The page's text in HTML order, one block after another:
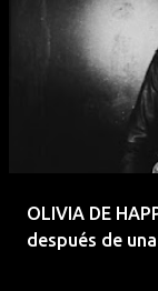
OLIVIA DE
después de